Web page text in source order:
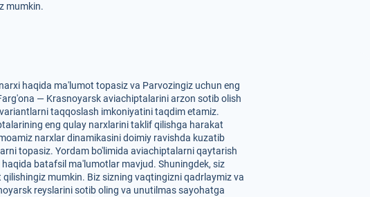
mumkin.
haqida ma'lumot topasiz va Parvozingiz uchun eng
— Krasnoyarsk aviachiptalarini arzon sotib olish
taqqoslash imkoniyatini taqdim etamiz.
eng qulay narxlarini taklif qilishga harakat
narxlar dinamikasini doimiy ravishda kuzatib
topasiz. Yordam bo'limida aviachiptalarni qaytarish
batafsil ma'lumotlar mavjud. Shuningdek, siz
mumkin. Biz sizning vaqtingizni qadrlaymiz va
reyslarini sotib oling va unutilmas sayohatga